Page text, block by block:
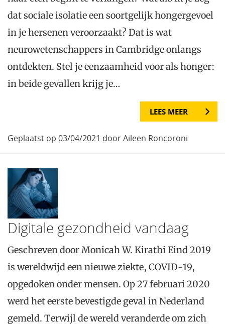
dat sociale isolatie een soortgelijk hongergevoel
in je hersenen veroorzaakt? Dat is wat
neurowetenschappers in Cambridge onlangs
ontdekten. Stel je eenzaamheid voor als honger:
in beide gevallen krijg je…
LEES MEER
Geplaatst op 03/04/2021 door Aileen Roncoroni
Digitale gezondheid vandaag
Geschreven door Monicah W. Kirathi Eind 2019
is wereldwijd een nieuwe ziekte, COVID-19,
opgedoken onder mensen. Op 27 februari 2020
werd het eerste bevestigde geval in Nederland
gemeld. Terwijl de wereld veranderde om zich